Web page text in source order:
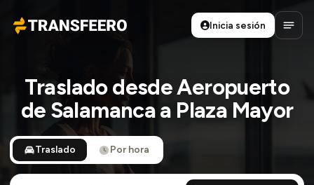
Transfeero
Inicia sesión
Abrir
Traslado desde Aeropuerto
de Salamanca a Plaza Mayor
Traslado Por hora